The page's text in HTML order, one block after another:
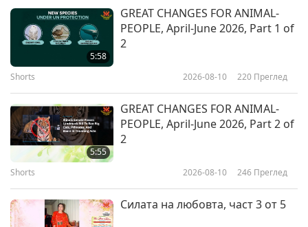
съобитатели
The Prophet Muhammad (Peace
Be Upon Him) and Loving Animal-
съобитатели
Bob Isaacson’s (vegan) Insights
on The Buddha’s Love of Animal
съобитатели
5:58
GREAT CHANGES FOR ANIMAL-
PEOPLE, April-June 2026, Part 1 of
2
Shorts 2026-08-10 220 Преглед
5:55
GREAT CHANGES FOR ANIMAL-
PEOPLE, April-June 2026, Part 2 of
2
Shorts 2026-08-10 246 Преглед
Силата на любовта, част 3 от 5